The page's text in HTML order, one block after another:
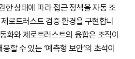
한 상태에 따라 접근 정책을 자동 조
로트러스트 검증 환경을 구현합니
화와 제로트러스트의 융합은 조직이
할 수 있는 ‘예측형 보안’의 초석이